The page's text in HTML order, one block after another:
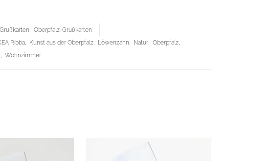
, Oberpfalz-Grußkarten
Ribba, Kunst aus der Oberpfalz, Löwenzahn, Natur, Oberpfalz,
, Wohnzimmer